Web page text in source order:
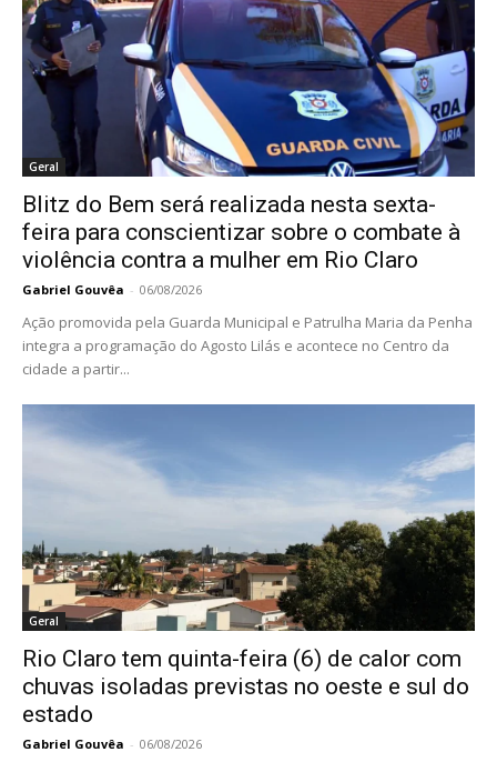
Geral
Blitz do Bem será realizada nesta sexta-
feira para conscientizar sobre o combate à
violência contra a mulher em Rio Claro
Gabriel Gouvêa - 06/08/2026
Ação promovida pela Guarda Municipal e Patrulha Maria da Penha
integra a programação do Agosto Lilás e acontece no Centro da
cidade a partir...
Geral
Rio Claro tem quinta-feira (6) de calor com
chuvas isoladas previstas no oeste e sul do
estado
Gabriel Gouvêa - 06/08/2026